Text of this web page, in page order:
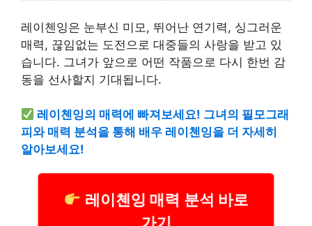
레이첸잉은 눈부신 미모, 뛰어난 연기력, 싱그러운
매력, 끊임없는 도전으로 대중들의 사랑을 받고 있
습니다. 그녀가 앞으로 어떤 작품으로 다시 한번 감
동을 선사할지 기대됩니다.
레이첸잉의 매력에 빠져보세요! 그녀의 필모그래
피와 매력 분석을 통해 배우 레이첸잉을 더 자세히
알아보세요!
레이첸잉 매력 분석 바로
가기